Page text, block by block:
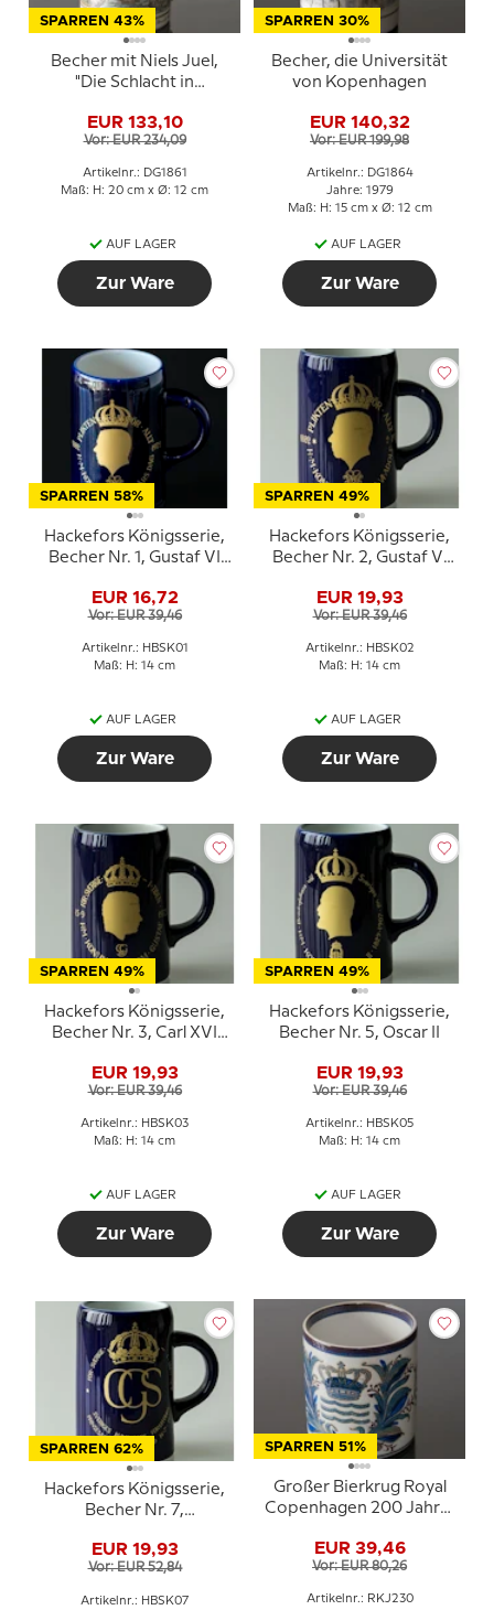
SPARREN 43%
Becher mit Niels Juel,
"Die Schlacht in
Copenhagen
EUR 133,10
Vor: EUR 234,09
Artikelnr.: DG1861
Maß: H: 20 cm x Ø: 12 cm
AUF LAGER
Zur Ware
SPARREN 30%
Becher, die Universität
von Kopenhagen
EUR 140,32
Vor: EUR 199,98
Artikelnr.: DG1864
Jahre: 1979
Maß: H: 15 cm x Ø: 12 cm
AUF LAGER
Zur Ware
SPARREN 58%
Hackefors Königsserie,
Becher Nr. 1, Gustaf VI
EUR 16,72
Vor: EUR 39,46
Artikelnr.: HBSK01
Maß: H: 14 cm
AUF LAGER
Zur Ware
SPARREN 49%
Hackefors Königsserie,
Becher Nr. 2, Gustaf VI
EUR 19,93
Vor: EUR 39,46
Artikelnr.: HBSK02
Maß: H: 14 cm
AUF LAGER
Zur Ware
SPARREN 49%
Hackefors Königsserie,
Becher Nr. 3, Carl XVI
EUR 19,93
Vor: EUR 39,46
Artikelnr.: HBSK03
Maß: H: 14 cm
AUF LAGER
Zur Ware
SPARREN 49%
Hackefors Königsserie,
Becher Nr. 5, Oscar II
EUR 19,93
Vor: EUR 39,46
Artikelnr.: HBSK05
Maß: H: 14 cm
AUF LAGER
Zur Ware
SPARREN 62%
Hackefors Königsserie,
Becher Nr. 7,
EUR 19,93
Vor: EUR 52,84
Artikelnr.: HBSK07
SPARREN 51%
Großer Bierkrug Royal
Copenhagen 200 Jahre,
Copenhagen
EUR 39,46
Vor: EUR 80,26
Artikelnr.: RKJ230